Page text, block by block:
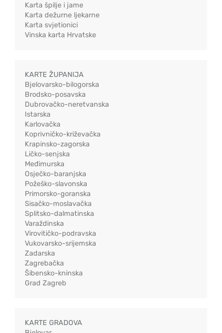
Karta špilje i jame
Karta dežurne ljekarne
Karta svjetionici
Vinska karta Hrvatske
KARTE ŽUPANIJA
Bjelovarsko-bilogorska
Brodsko-posavska
Dubrovačko-neretvanska
Istarska
Karlovačka
Koprivničko-križevačka
Krapinsko-zagorska
Ličko-senjska
Međimurska
Osječko-baranjska
Požeško-slavonska
Primorsko-goranska
Sisačko-moslavačka
Splitsko-dalmatinska
Varaždinska
Virovitičko-podravska
Vukovarsko-srijemska
Zadarska
Zagrebačka
Šibensko-kninska
Grad Zagreb
KARTE GRADOVA